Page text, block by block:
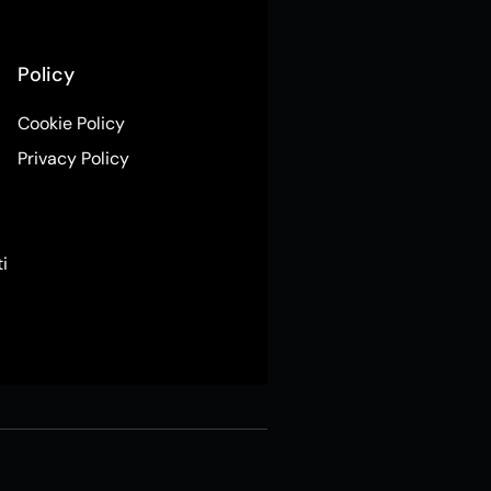
Policy
Cookie Policy
Privacy Policy